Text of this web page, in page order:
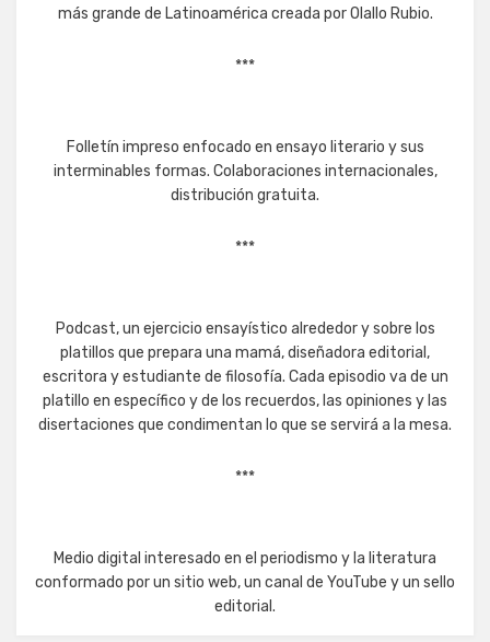
más grande de Latinoamérica creada por Olallo Rubio.
***
Folletín impreso enfocado en ensayo literario y sus
interminables formas. Colaboraciones internacionales,
distribución gratuita.
***
Podcast, un ejercicio ensayístico alrededor y sobre los
platillos que prepara una mamá, diseñadora editorial,
escritora y estudiante de filosofía. Cada episodio va de un
platillo en específico y de los recuerdos, las opiniones y las
disertaciones que condimentan lo que se servirá a la mesa.
***
Medio digital interesado en el periodismo y la literatura
conformado por un sitio web, un canal de YouTube y un sello
editorial.